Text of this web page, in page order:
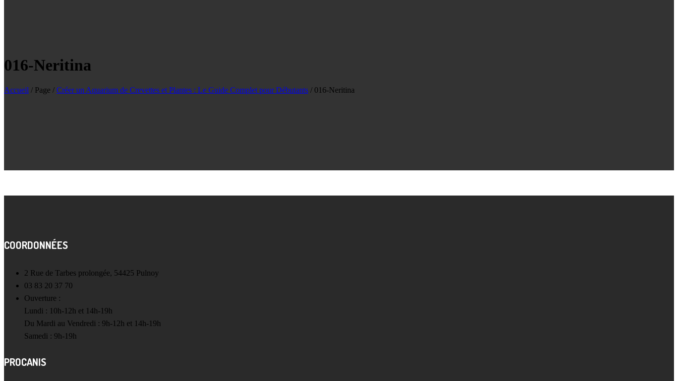
016-Neritina
Accueil / Page / Créer un Aquarium de Crevettes et Plantes : Le Guide Complet pour Débutants / 016-Neritina
COORDONNÉES
2 Rue de Tarbes prolongée, 54425 Pulnoy
03 83 20 37 70
Ouverture :
Lundi : 10h-12h et 14h-19h
Du Mardi au Vendredi : 9h-12h et 14h-19h
Samedi : 9h-19h
PROCANIS